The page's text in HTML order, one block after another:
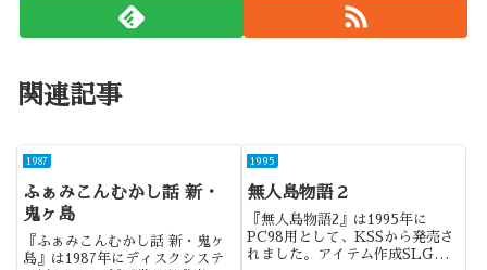
関連記事
1987
ふぁみこんむかし話 新・
鬼ヶ島
『ふぁみこんむかし話 新・鬼ヶ
島』は1987年にディスクシステ
1995
無人島物語２
『無人島物語2』は1995年に
PC98用として、KSSから発売さ
れました。アイテム作成SLGシ